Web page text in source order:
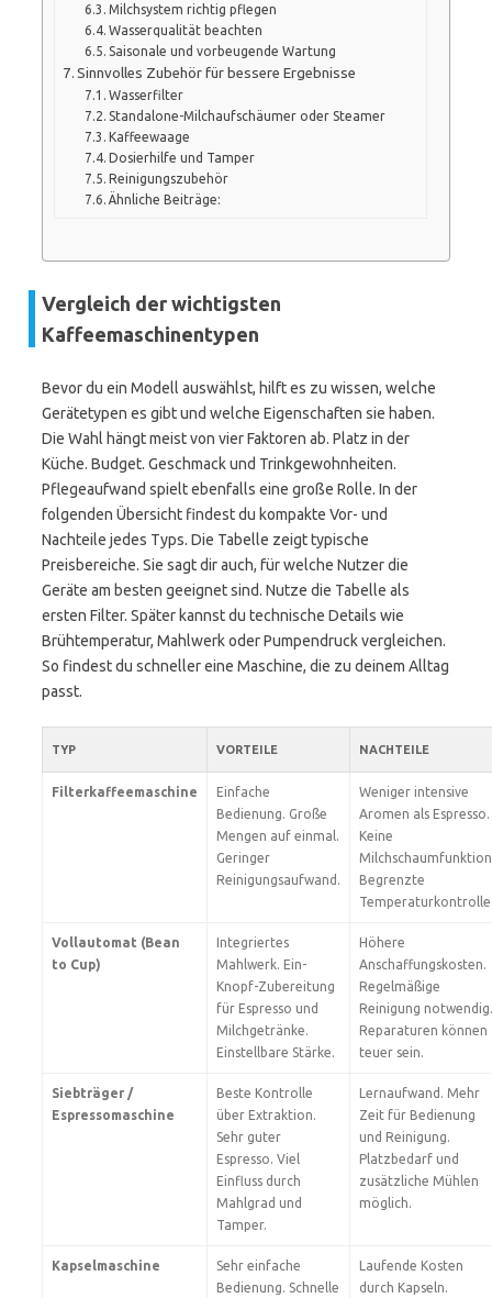
Milchsystem richtig pflegen
Wasserqualität beachten
Saisonale und vorbeugende Wartung
Sinnvolles Zubehör für bessere Ergebnisse
Wasserfilter
Standalone-Milchaufschäumer oder Steamer
Kaffeewaage
Dosierhilfe und Tamper
Reinigungszubehör
Ähnliche Beiträge:
Vergleich der wichtigsten
Kaffeemaschinentypen
Bevor du ein Modell auswählst, hilft es zu wissen, welche
Gerätetypen es gibt und welche Eigenschaften sie haben.
Die Wahl hängt meist von vier Faktoren ab. Platz in der
Küche. Budget. Geschmack und Trinkgewohnheiten.
Pflegeaufwand spielt ebenfalls eine große Rolle. In der
folgenden Übersicht findest du kompakte Vor- und
Nachteile jedes Typs. Die Tabelle zeigt typische
Preisbereiche. Sie sagt dir auch, für welche Nutzer die
Geräte am besten geeignet sind. Nutze die Tabelle als
ersten Filter. Später kannst du technische Details wie
Brühtemperatur, Mahlwerk oder Pumpendruck vergleichen.
So findest du schneller eine Maschine, die zu deinem Alltag
passt.
TYP VORTEILE NACHTEILE
Filterkaffeemaschine
Einfache
Bedienung. Große
Mengen auf einmal.
Geringer
Reinigungsaufwand.
Weniger intensive
Aromen als Espresso.
Keine
Begrenzte
Vollautomat (Bean
to Cup)
Integriertes
Mahlwerk. Ein-
Knopf-Zubereitung
für Espresso und
Milchgetränke.
Einstellbare Stärke.
Höhere
Anschaffungskosten.
Regelmäßige
Reinigung notwendig.
Reparaturen können
teuer sein.
Siebträger /
Espressomaschine
Beste Kontrolle
über Extraktion.
Sehr guter
Espresso. Viel
Einfluss durch
Mahlgrad und
Tamper.
Lernaufwand. Mehr
Zeit für Bedienung
und Reinigung.
Platzbedarf und
zusätzliche Mühlen
möglich.
Kapselmaschine
Sehr einfache
Bedienung. Schnelle
Laufende Kosten
durch Kapseln.